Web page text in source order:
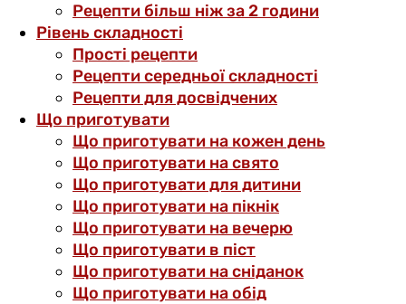
Рецепти більш ніж за 2 години
Рівень складності
Прості рецепти
Рецепти середньої складності
Рецепти для досвідчених
Що приготувати
Що приготувати на кожен день
Що приготувати на свято
Що приготувати для дитини
Що приготувати на пікнік
Що приготувати на вечерю
Що приготувати в піст
Що приготувати на сніданок
Що приготувати на обід